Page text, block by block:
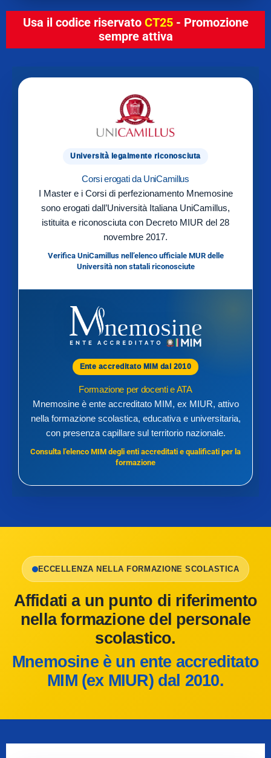
Usa il codice riservato CT25- Promozione
sempre attiva
Università legalmente riconosciuta
Corsi erogati da UniCamillus
I Master e i Corsi di perfezionamento Mnemosine
sono erogati dall’Università Italiana UniCamillus,
istituita e riconosciuta con Decreto MIUR del 28
novembre 2017.
Verifica UniCamillus nell’elenco ufficiale MUR delle
Università non statali riconosciute
Ente accreditato MIM dal 2010
Formazione per docenti e ATA
Mnemosine è ente accreditato MIM, ex MIUR, attivo
nella formazione scolastica, educativa e universitaria,
con presenza capillare sul territorio nazionale.
Consulta l’elenco MIM degli enti accreditati e qualificati per la
formazione
ECCELLENZA NELLA FORMAZIONE SCOLASTICA
Affidati a un punto di riferimento
nella formazione del personale
scolastico.
Mnemosine è un ente accreditato
MIM (ex MIUR) dal 2010.